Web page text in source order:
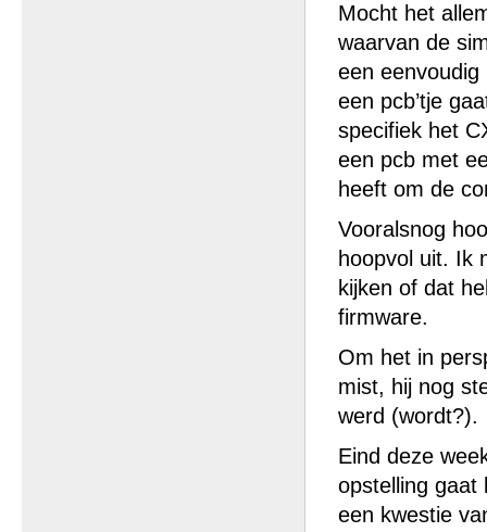
Mocht het
waarvan de
een eenvoudig
een pcb’tje
specifiek het
een pcb met
heeft om de
Vooralsnog
hoopvol uit. Ik
kijken of dat
firmware.
Om het in
mist, hij nog
werd (wordt?).
Eind deze
opstelling gaat
een kwestie